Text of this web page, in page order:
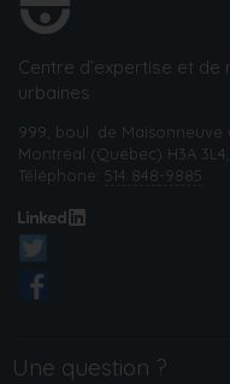
Centre d’expertise et
urbaines
999, boul. de Maisonneuve
Montréal (Québec) H3A
Téléphone: 514 848-9885
Une question ?